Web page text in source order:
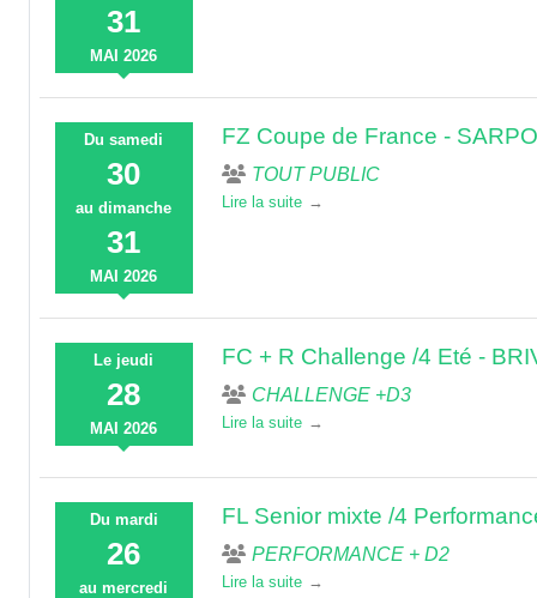
31
MAI 2026
Dusamedi
30
audimanche
31
MAI 2026
FZ Coupe de France -
TOUT PUBLIC
Lire la suite
Le jeudi
28
MAI 2026
FC + R Challenge /4 Eté -
CHALLENGE +D3
Lire la suite
Du mardi
26
aumercredi
FL Senior mixte /4
PERFORMANCE + D2
Lire la suite